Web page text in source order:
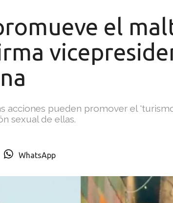
el
acciones pueden promover el
sexual de ellas.
WhatsApp